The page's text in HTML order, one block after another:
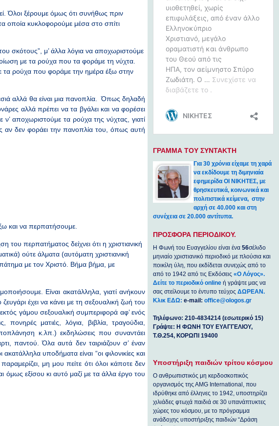
Όλοι ξέρουμε όμως ότι συνήθως πριν
οποία κυκλοφορούμε μέσα στο σπίτι
σκότους”, μ’ άλλα λόγια να αποχωριστούμε
με τα ρούχα που τα φοράμε τη νύχτα.
ρούχα που φοράμε την ημέρα έξω στην
αλλά θα είναι μια πανοπλία. Όπως δηλαδή
αλλά πρέπει να τα βγάλει και να φορέσει
ν’ αποχωριστούμε τα ρούχα της νύχτας, γιατί
αν δεν φοράει την πανοπλία του, όπως αυτή
και να περπατήσουμε.
περπατήματος δείχνει ότι η χριστιανική
ούτε άλματα (αυτόματη χριστιανική
με τον Χριστό. Βήμα βήμα, με
Είναι ακατάλληλα, γιατί ανήκουν
έχει να κάνει με τη σεξουαλική ζωή του
εκτός γάμου σεξουαλική συμπεριφορά αφ’ ενός
ματιές, λόγια, βιβλία, τραγούδια,
κ.λπ.) εκδηλώσεις που συναντάει
παντού. Όλα αυτά δεν ταιριάζουν σ’ έναν
υποδήματα είναι “οι φιλονικίες και
μη μου πείτε ότι όλοι κάποτε δεν
όμως εξίσου κι αυτό μαζί με τα άλλα έργο του
ΓΡΑΜΜΑ ΤΟΥ ΣΥΝΤΑΚΤΗ
Για 30 χρόνια είχαμε τη χαρά
να εκδίδουμε τη διμηνιαία
εφημερίδα ΟΙ ΝΙΚΗΤΕΣ, με
θρησκευτικά, κοινωνικά και
πολιτιστικά κείμενα, στην
αρχή σε 40.000 και στη
συνέχεια σε 20.000 αντίτυπα.
ΠΡΟΣΦΟΡΑ ΠΕΡΙΟΔΙΚΟΥ.
Η Φωνή του Ευαγγελίου είναι ένα56σέλιδο
μηνιαίο χριστιανικό περιοδικό με πλούσια και
ποικίλη ύλη, που εκδίδεται συνεχώς από το
από το 1942 από τις Εκδόσεις«Ο Λόγος».
Δείτε το περιοδικό online ή γράψτε μας να
σας στείλουμε το έντυπο τεύχοςΔΩΡΕΑΝ.
Κλικ ΕΔΩ: e-mail:office@ologos.gr
Τηλέφωνο: 210-4834214 (εσωτερικό 15)
Γράψτε: Η ΦΩΝΗ ΤΟΥ ΕΥΑΓΓΕΛΙΟΥ,
Τ.Θ.254, ΚΟΡΩΠΙ 19400
Υποστήριξη παιδιών τρίτου κόσμου
Ο ανθρωπιστικός μη κερδοσκοπικός
οργανισμός της ΑΜG International, που
ιδρύθηκε από έλληνες το 1942, υποστηρίζει
χιλιάδες φτωχά παιδιά σε 30 υπανάπτυκτες
χώρες του κόσμου, με το πρόγραμμα
ανάδοχης υποστήριξης παιδιών “Δράση